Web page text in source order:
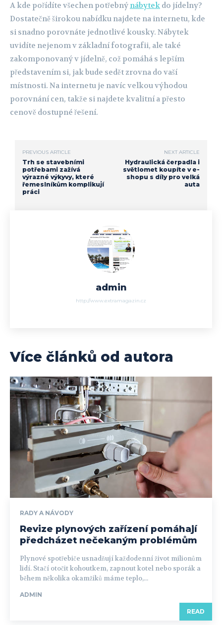
A kde pořídíte všechen potřebnýnábytek do jídelny?
Dostatečně širokou nabídku najdete na internetu, kde
si snadno porovnáte jednotlivé kousky. Nábytek
uvidíte nejenom v základní fotografii, ale také
zakomponovaný v jídelně, což pomáhá s lepším
představením si, jak bude sedět zrovna do vaší
místnosti. Na internetu je navíc velkou výhodou
porovnání cen, takže si najdete kvalitní a přesto
cenově dostupné řešení.
PREVIOUS ARTICLE
Trh se stavebními
potřebami zažívá
výrazné výkyvy, které
řemeslníkům komplikují
práci
NEXT ARTICLE
Hydraulická čerpadla i
světlomet koupíte v e-
shopu s díly pro velká
auta
admin
http://www.extramagazin.cz
Více článků od autora
RADY A NÁVODY
Revize plynových zařízení pomáhají
předcházet nečekaným problémům
Plynové spotřebiče usnadňují každodenní život milionům
lidí. Stačí otočit kohoutkem, zapnout kotel nebo sporák a
během několika okamžiků máme teplo,...
ADMIN
READ